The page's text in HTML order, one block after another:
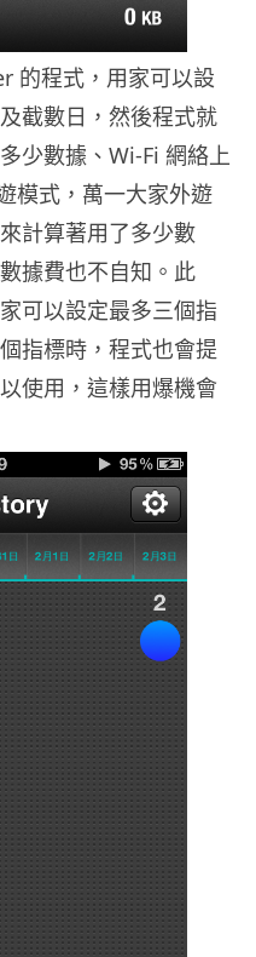
的程式，用家可以設
截數日，然後程式就
少數據、Wi-Fi 網絡上
模式，萬一大家外遊
計算著用了多少數
據費也不自知。此
可以設定最多三個指
指標時，程式也會提
使用，這樣用爆機會